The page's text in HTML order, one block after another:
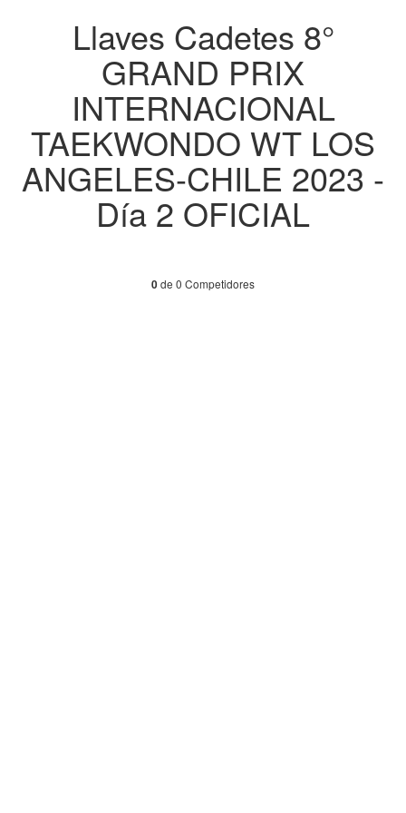
Llaves Cadetes 8°
GRAND PRIX
INTERNACIONAL
TAEKWONDO WT LOS
ANGELES-CHILE 2023 -
Día 2 OFICIAL
0de 0 Competidores